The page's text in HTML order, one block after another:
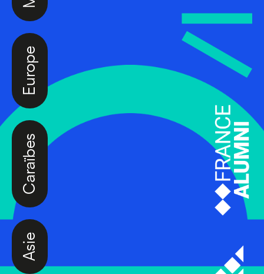
Asie
Caraïbes
Europe